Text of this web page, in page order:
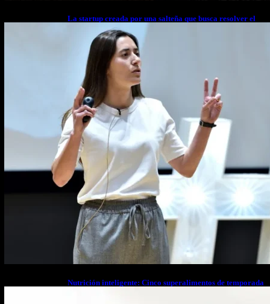
La startup creada por una salteña que busca resolver el
estrés financiero en Latinoamérica
Nutrición inteligente: Cinco superalimentos de temporada